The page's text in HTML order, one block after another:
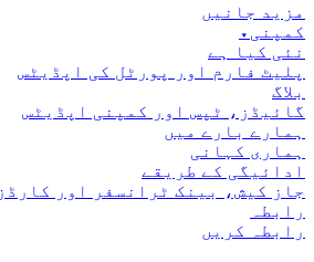
مزید جانیں
کمپنی ▾
نئی کیا ہے
پلیٹ فارم اور پورٹل کی اپڈیٹس
بلاگ
گائیڈز، ٹپس اور کمپنی اپڈیٹس
ہمارے بارے میں
ہماری کہانی
ادائیگی کے طریقے
جاز کیش، بینک ٹرانسفر اور کارڈز
رابطہ
رابطہ کریں